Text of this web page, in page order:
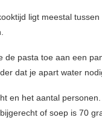
ligt meestal
pasta toe aan een
dat je apart water
en het aantal
of soep is 70